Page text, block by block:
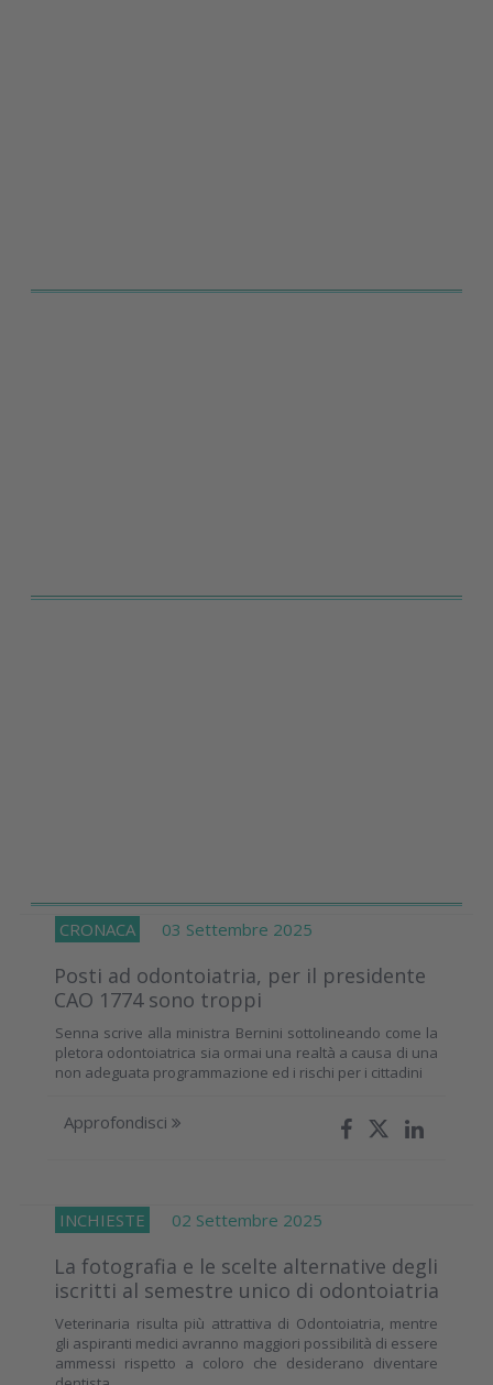
CRONACA 03 Settembre 2025
Posti ad odontoiatria, per il presidente
CAO 1774 sono troppi
Senna scrive alla ministra Bernini sottolineando come la
pletora odontoiatrica sia ormai una realtà a causa di una
non adeguata programmazione ed i rischi per i cittadini
Approfondisci
INCHIESTE 02 Settembre 2025
La fotografia e le scelte alternative degli
iscritti al semestre unico di odontoiatria
Veterinaria risulta più attrattiva di Odontoiatria, mentre
gli aspiranti medici avranno maggiori possibilità di essere
ammessi rispetto a coloro che desiderano diventare